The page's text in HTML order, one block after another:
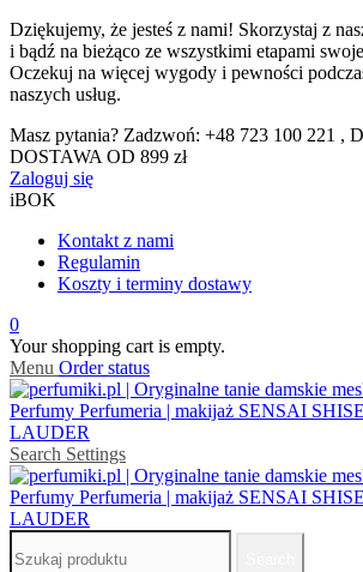
Dziękujemy, że jesteś z nami! Skorzystaj z
i bądź na bieżąco ze wszystkimi etapami
Oczekuj na więcej wygody i pewności
naszych usług.
Masz pytania? Zadzwoń: +48 723 100 221 ,
DOSTAWA OD 899 zł
Zaloguj się
iBOK
Kontakt z nami
Regulamin
Koszty i terminy dostawy
0
Your shopping cart is empty.
Menu Order status
Search Settings